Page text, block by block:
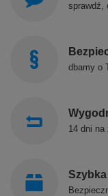
sprawdź,
dbamy o
14 dni na
Szybka